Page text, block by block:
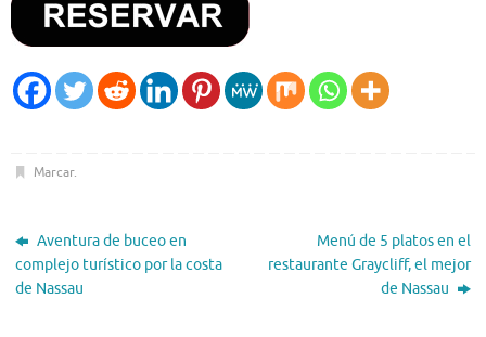
Marcar.
Aventura de buceo en
complejo turístico por la costa
de Nassau
Menú de 5 platos en el
restaurante Graycliff, el mejor
de Nassau